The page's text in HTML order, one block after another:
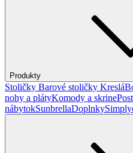
Produkty
Stoličky Barové stoličky Kreslá
nohy a plátyKomody a skrine
nábytokSunbrellaDoplnky